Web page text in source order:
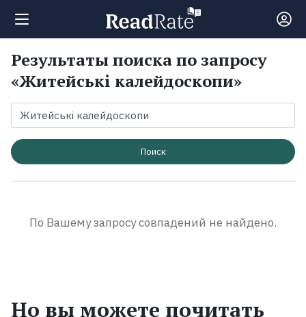
Поиск
Новости
Рейтинги
Результаты поиска по запросу
«Житейські калейдоскопи»
Поиск
По Вашему запросу совпадений не найдено.
Но вы можете почитать